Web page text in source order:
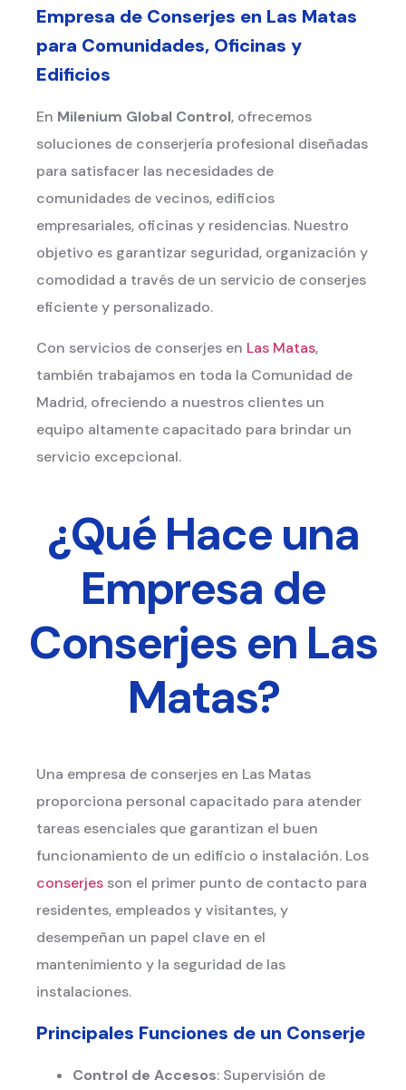
Empresa de Conserjes en Las Matas
para Comunidades, Oficinas y
Edificios
En Milenium Global Control, ofrecemos
soluciones de conserjería profesional diseñadas
para satisfacer las necesidades de
comunidades de vecinos, edificios
empresariales, oficinas y residencias. Nuestro
objetivo es garantizar seguridad, organización y
comodidad a través de un servicio de conserjes
eficiente y personalizado.
Con servicios de conserjes en Las Matas,
también trabajamos en toda la Comunidad de
Madrid, ofreciendo a nuestros clientes un
equipo altamente capacitado para brindar un
servicio excepcional.
¿Qué Hace una
Empresa de
Conserjes en Las
Matas?
Una empresa de conserjes en Las Matas
proporciona personal capacitado para atender
tareas esenciales que garantizan el buen
funcionamiento de un edificio o instalación. Los
conserjes son el primer punto de contacto para
residentes, empleados y visitantes, y
desempeñan un papel clave en el
mantenimiento y la seguridad de las
instalaciones.
Principales Funciones de un Conserje
Control de Accesos: Supervisión de